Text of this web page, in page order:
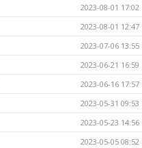
2023-08-01 17:02
2023-08-01 12:47
2023-07-06 13:55
2023-06-21 16:59
2023-06-16 17:57
2023-05-31 09:53
2023-05-23 14:56
2023-05-05 08:52